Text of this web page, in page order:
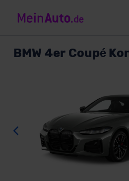
BMW 4er Coupé
Zurück